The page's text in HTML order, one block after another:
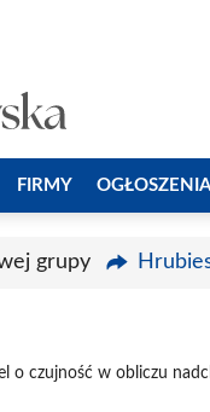
FIRMY OGŁOSZENIA
grupy
o czujność w obliczu